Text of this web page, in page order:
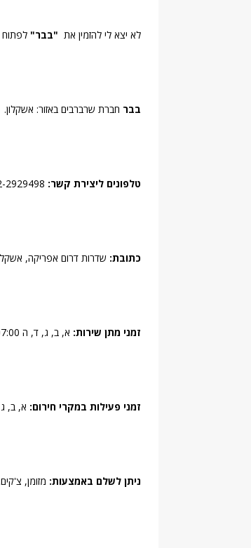
לא יצא לי להזמין את "בבר" לפתוח
בבר חברת שרברבים באזור: אשקלון.
טלפונים ליצירת קשר:
כתובת: שדרות דרום אפריקה,
זמני מתן שירות: א, ב, ג, ד, ה 16:00-07:00.
זמני פעילות במקרי חירום: א, ב, ג, ד, ה 24 שעות שישי
ניתן לשלם באמצעות: מזומן,